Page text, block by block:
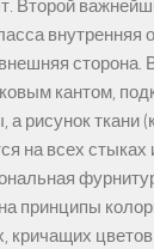
Второй
внутренняя
кантом,
рисунок ткани
на всех
принципы
кричащих